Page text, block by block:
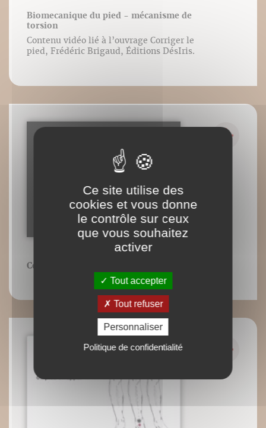
Biomecanique du pied - mécanisme de
torsion
Contenu vidéo lié à l’ouvrage Corriger le
pied, Frédéric Brigaud, Éditions DésIris.
Correct foot without insoles
Ce site utilise des
cookies et vous donne
le contrôle sur ceux
que vous souhaitez
activer
Tout accepter
Tout refuser
Personnaliser
Politique de confidentialité